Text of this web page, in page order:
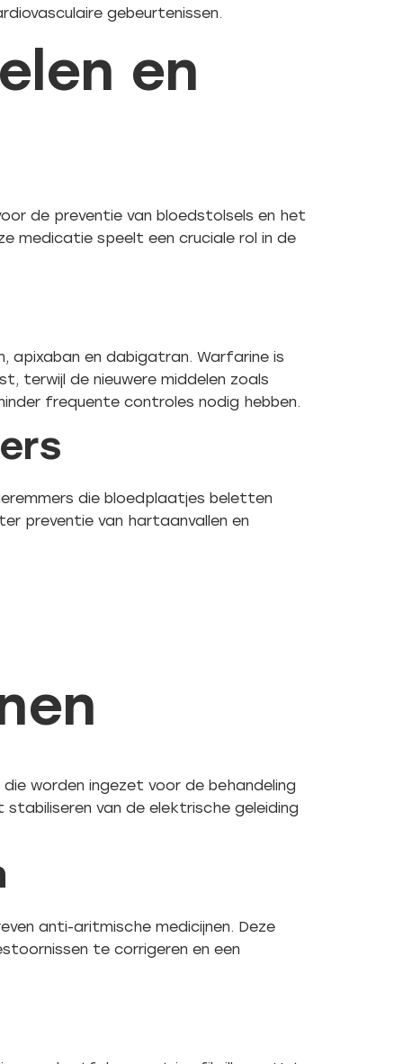
gebeurtenissen.
en
de preventie van bloedstolsels en het
medicatie speelt een cruciale rol in de
apixaban en dabigatran. Warfarine is
terwijl de nieuwere middelen zoals
frequente controles nodig hebben.
die bloedplaatjes beletten
preventie van hartaanvallen en
worden ingezet voor de behandeling
van de elektrische geleiding
anti-aritmische medicijnen. Deze
te corrigeren en een